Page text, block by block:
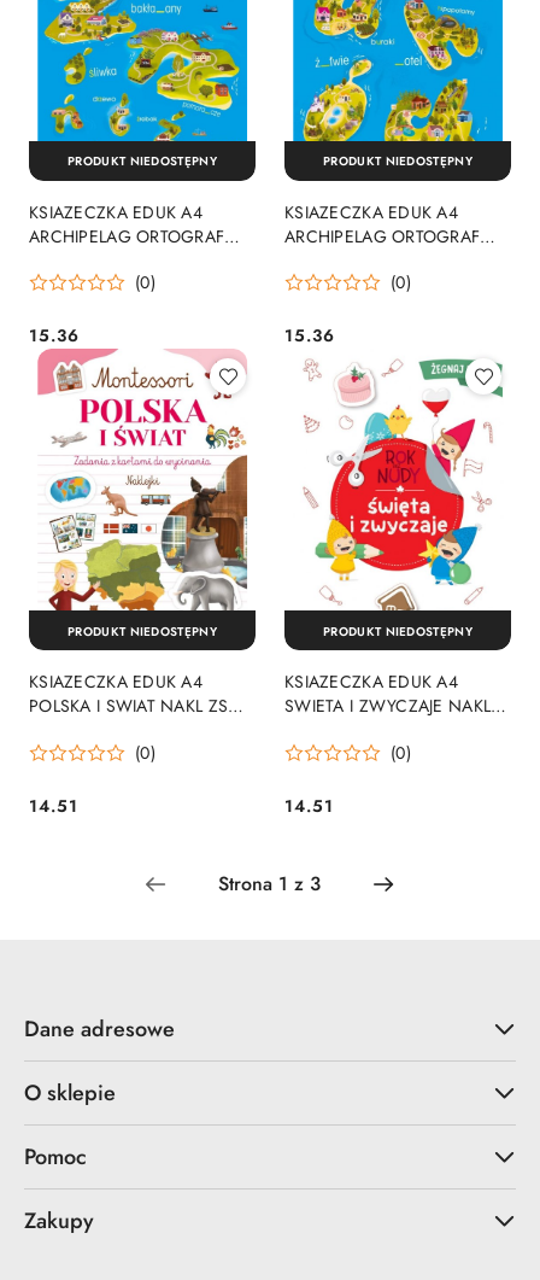
KSIAZECZKA EDUK A4
ARCHIPELAG ORTOGRAF
WYDAWNICTWO ZIELONA
(0)
Cena:
15.36
PRODUKT NIEDOSTĘPNY
KSIAZECZKA EDUK A4
ARCHIPELAG ORTOGRAF
ZIELONA SOWA
(0)
Cena:
15.36
PRODUKT NIEDOSTĘPNY
KSIAZECZKA EDUK A4
POLSKA I SWIAT NAKL ZS
SOWA
(0)
Cena:
14.51
PRODUKT NIEDOSTĘPNY
KSIAZECZKA EDUK A4
SWIETA I ZWYCZAJE NAKL
ZIELONA SOWA
(0)
Cena:
14.51
PRODUKT NIEDOSTĘPNY
Dane adresowe
O sklepie
Pomoc
Zakupy